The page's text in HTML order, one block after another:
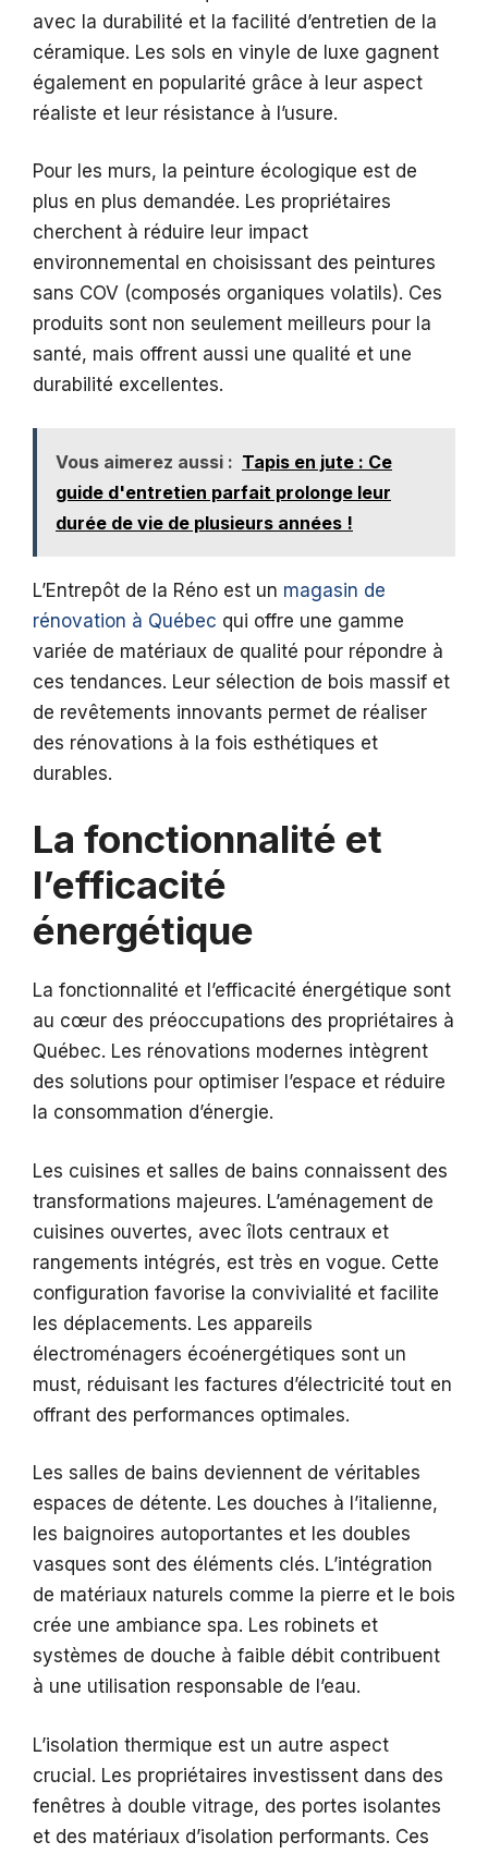
avec la durabilité et la facilité d’entretien de la
céramique. Les sols en vinyle de luxe gagnent
également en popularité grâce à leur aspect
réaliste et leur résistance à l’usure.
Pour les murs, la peinture écologique est de
plus en plus demandée. Les propriétaires
cherchent à réduire leur impact
environnemental en choisissant des peintures
sans COV (composés organiques volatils). Ces
produits sont non seulement meilleurs pour la
santé, mais offrent aussi une qualité et une
durabilité excellentes.
Vous aimerez aussi : Tapis en jute : Ce
guide d'entretien parfait prolonge leur
durée de vie de plusieurs années !
L’Entrepôt de la Réno est un magasin de
rénovation à Québec qui offre une gamme
variée de matériaux de qualité pour répondre à
ces tendances. Leur sélection de bois massif et
de revêtements innovants permet de réaliser
des rénovations à la fois esthétiques et
durables.
La fonctionnalité et
l’efficacité
énergétique
La fonctionnalité et l’efficacité énergétique sont
au cœur des préoccupations des propriétaires à
Québec. Les rénovations modernes intègrent
des solutions pour optimiser l’espace et réduire
la consommation d’énergie.
Les cuisines et salles de bains connaissent des
transformations majeures. L’aménagement de
cuisines ouvertes, avec îlots centraux et
rangements intégrés, est très en vogue. Cette
configuration favorise la convivialité et facilite
les déplacements. Les appareils
électroménagers écoénergétiques sont un
must, réduisant les factures d’électricité tout en
offrant des performances optimales.
Les salles de bains deviennent de véritables
espaces de détente. Les douches à l’italienne,
les baignoires autoportantes et les doubles
vasques sont des éléments clés. L’intégration
de matériaux naturels comme la pierre et le bois
crée une ambiance spa. Les robinets et
systèmes de douche à faible débit contribuent
à une utilisation responsable de l’eau.
L’isolation thermique est un autre aspect
crucial. Les propriétaires investissent dans des
fenêtres à double vitrage, des portes isolantes
et des matériaux d’isolation performants. Ces